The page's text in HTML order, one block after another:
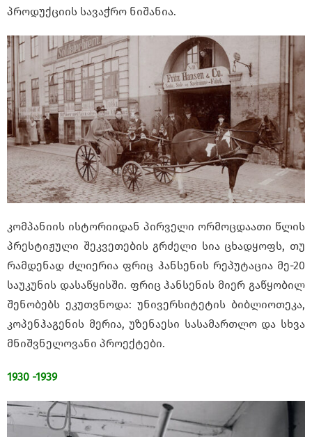
პროდუქციის სავაჭრო ნიშანია.
კომპანიის ისტორიიდან პირველი ორმოცდაათი წლის
პრესტიჟული შეკვეთების გრძელი სია ცხადყოფს, თუ
რამდენად ძლიერია ფრიც ჰანსენის რეპუტაცია მე-20
საუკუნის დასაწყისში. ფრიც ჰანსენის მიერ გაწყობილ
შენობებს ეკუთვნოდა: უნივერსიტეტის ბიბლიოთეკა,
კოპენჰაგენის მერია, უზენაესი სასამართლო და სხვა
მნიშვნელოვანი პროექტები.
1930 -1939